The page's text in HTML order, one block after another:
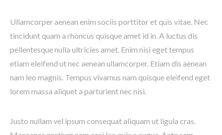
Ullamcorper aenean enim sociis porttitor et quis vitae. Nec
tincidunt quam a rhoncus quisque amet id in. A luctus dis
pellentesque nulla ultricies amet. Enim nisi eget tempus
etiam eleifend ut nec aenean ullamcorper. Etiam dis aenean
nam leo magnis. Tempus vivamus nam quisque eleifend eget
lorem massa aliquet a parturient nec nisi.
Justo nullam vel ipsum consequat aliquam ut ligula cras.